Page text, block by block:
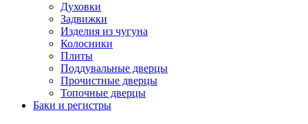
Духовки
Задвижки
Изделия из чугуна
Колосники
Плиты
Поддувальные дверцы
Прочистные дверцы
Топочные дверцы
Баки и регистры